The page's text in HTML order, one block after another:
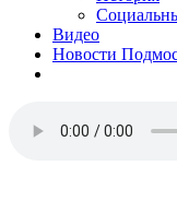
Видео
Новости